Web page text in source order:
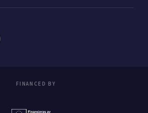
FINANCED BY